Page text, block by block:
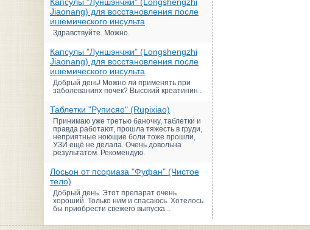
Jiaonang) для восстановления после
ишемического инсульта
Здравствуйте. Можно.
Капсулы "Луншэнчжи" (Longshengzhi
Jiaonang) для восстановления после
ишемического инсульта
Добрый день! Можно ли применять при
заболеваниях почек? Высокий креатинин .
Таблетки "Руписяо" (Rupixiao)
Принимаю уже третью баночку, таблетки и
правда работают, прошла тяжесть в груди,
неприятные ноющие боли тоже прошли,
УЗИ ещё не делала. Очень довольна
результатом. Рекомендую.
Лосьон от псориаза "Фуфан" (Чистое
тело)
Добрый день. Этот препарат очень
хороший. Только ним и спасаюсь. Хотелось
бы приобрести свежего выпуска...